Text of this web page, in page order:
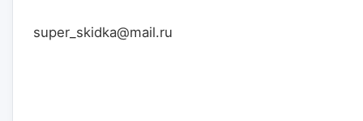
super_skidka@mail.ru